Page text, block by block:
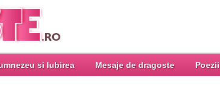
si Iubirea Mesaje de dragoste Poezii